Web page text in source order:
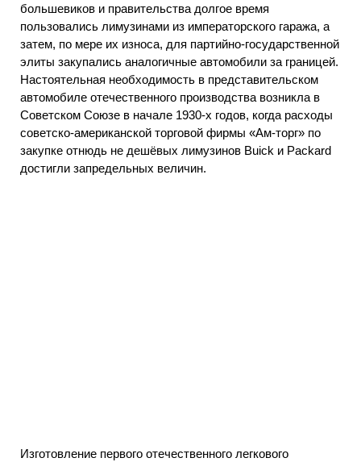
большевиков и правительства долгое время
пользовались лимузинами из императорского гаража, а
затем, по мере их износа, для партийно-государственной
элиты закупались аналогичные автомобили за границей.
Настоятельная необходимость в представительском
автомобиле отечественного производства возникла в
Советском Союзе в начале 1930-х годов, когда расходы
советско-американской торговой фирмы «Ам-торг» по
закупке отнюдь не дешёвых лимузинов Buick и Packard
достигли запредельных величин.
Изготовление первого отечественного легкового